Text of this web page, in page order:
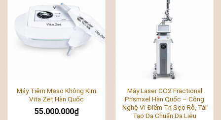
Máy Tiêm Meso Không Kim
Vita Zet Hàn Quốc
55.000.000₫
Máy Laser CO2 Fractional
Prismxel Hàn Quốc – Công
Nghệ Vi Điểm Trị Sẹo Rỗ, Tái
Tạo Da Chuẩn Da Liễu